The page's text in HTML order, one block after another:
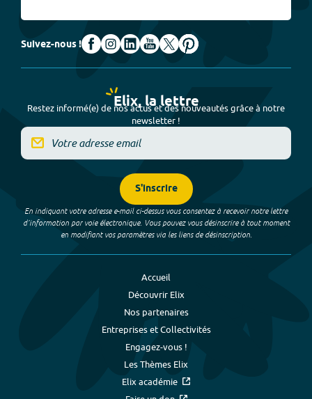
Suivez-nous !
Elix, la lettre
Restez informé(e) de nos actus et des nouveautés grâce à notre
newsletter !
S'inscrire
En indiquant votre adresse e-mail ci-dessus vous consentez à recevoir notre lettre
d’information par voie électronique. Vous pouvez vous désinscrire à tout moment
en modifiant vos paramètres via les liens de désinscription.
Accueil
Découvrir Elix
Nos partenaires
Entreprises et Collectivités
Engagez-vous !
Les Thèmes Elix
Elix académie